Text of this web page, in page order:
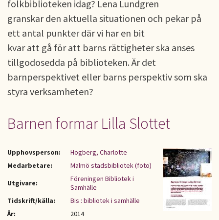
folkbiblioteken idag? Lena Lundgren
granskar den aktuella situationen och pekar på
ett antal punkter där vi har en bit
kvar att gå för att barns rättigheter ska anses
tillgodosedda på biblioteken. Är det
barnperspektivet eller barns perspektiv som ska
styra verksamheten?
Barnen formar Lilla Slottet
Upphovsperson:
Högberg, Charlotte
Medarbetare:
Malmö stadsbibliotek (foto)
Utgivare:
Föreningen Bibliotek i
Samhälle
Tidskrift/källa:
Bis : bibliotek i samhälle
År:
2014